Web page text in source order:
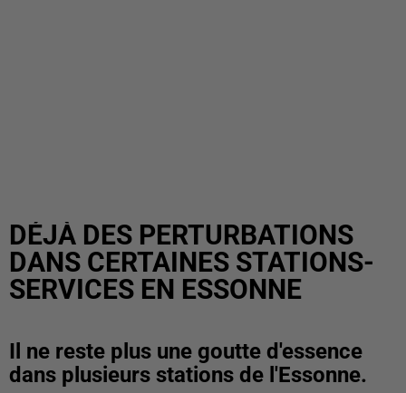
DÉJÀ DES PERTURBATIONS
DANS CERTAINES STATIONS-
SERVICES EN ESSONNE
Il ne reste plus une goutte d'essence
dans plusieurs stations de l'Essonne.